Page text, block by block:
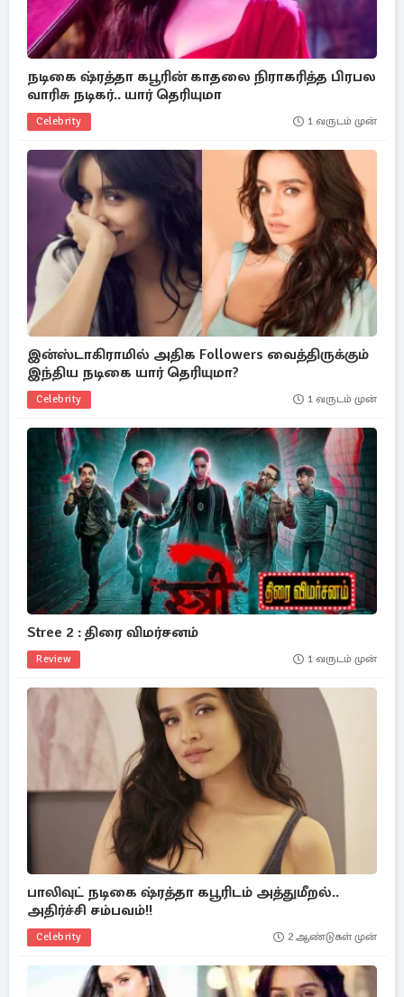
நடிகை ஷ்ரத்தா கபூரின் காதலை நிராகரித்த பிரபல
வாரிசு நடிகர்.. யார் தெரியுமா
Celebrity 1 வருடம் முன்
இன்ஸ்டாகிராமில் அதிக Followers வைத்திருக்கும்
இந்திய நடிகை யார் தெரியுமா?
Celebrity 1 வருடம் முன்
Stree 2 : திரை விமர்சனம்
Review 1 வருடம் முன்
பாலிவுட் நடிகை ஷ்ரத்தா கபூரிடம் அத்துமீறல்..
அதிர்ச்சி சம்பவம்!!
Celebrity 2 ஆண்டுகள் முன்